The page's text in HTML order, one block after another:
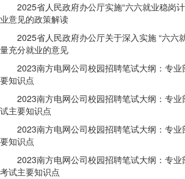
2025省人民政府办公厅实施“六六就业稳岗计
业意见的政策解读
2025省人民政府办公厅关于深入实施 “六六
量充分就业的意见
2023南方电网公司校园招聘笔试大纲：专业
要知识点
2023南方电网公司校园招聘笔试大纲：专业
试主要知识点
2023南方电网公司校园招聘笔试大纲：专业
要知识点
2023南方电网公司校园招聘笔试大纲：专业
考试主要知识点